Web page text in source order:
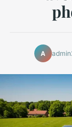
A admin